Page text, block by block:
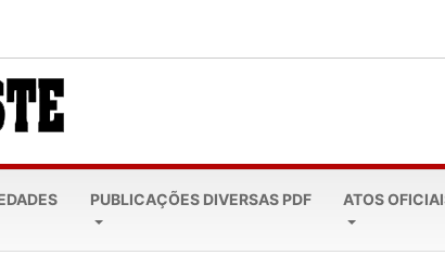
PUBLICAÇÕES DIVERSAS PDF ATOS